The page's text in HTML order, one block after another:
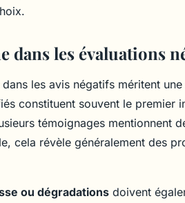
dans les évaluations
dans les avis négatifs méritent
constituent souvent le premier
témoignages mentionnent
cela révèle généralement des
ou dégradations doivent